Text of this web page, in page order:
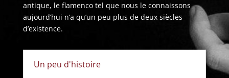
antique, le flamenco tel que nous le connaissons
aujourd’hui n’a qu’un peu plus de deux siècles
d’existence.
Un peu d'histoire